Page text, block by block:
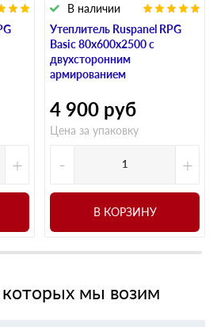
+
Утеплитель Ruspanel RPG
Basic 80х600х2500 с
двухсторонним
армированием
В наличии
4 900 руб
Цена за упаковку
- +
В КОРЗИНУ
мы возим